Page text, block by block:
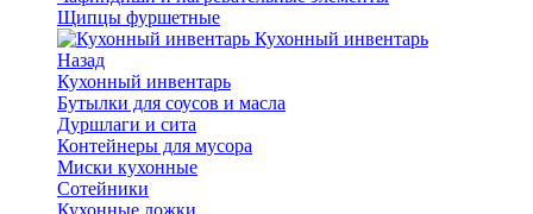
Щипцы фуршетные
Кухонный инвентарь
Назад
Кухонный инвентарь
Бутылки для соусов и масла
Дуршлаги и сита
Контейнеры для мусора
Миски кухонные
Сотейники
Кухонные ложки